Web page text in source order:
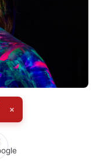
×